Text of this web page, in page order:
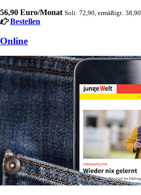
56,90 Euro/Monat Soli: 72,90, ermäßigt: 38,90
Bestellen
Online